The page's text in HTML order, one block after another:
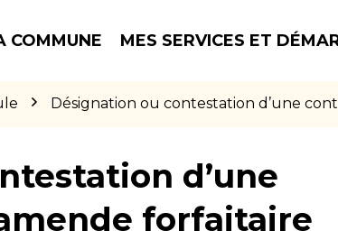
COMMUNE MES SERVICES ET
Désignation ou contestation d’une
d’une
forfaitaire